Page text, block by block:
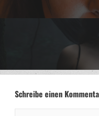
Schreibe einen